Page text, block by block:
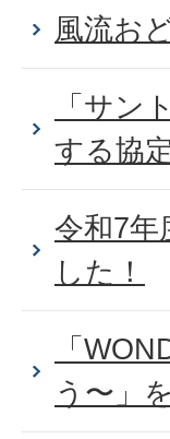
風流お
「サン
する協
令和7年
した！
「
う〜」